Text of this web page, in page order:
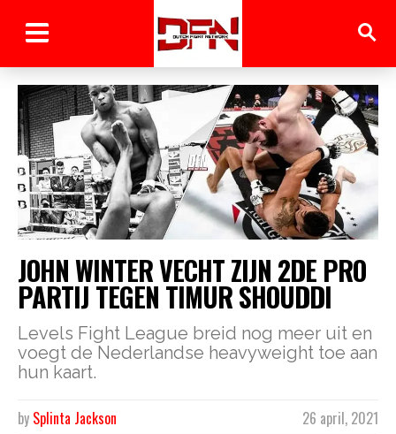
JOHN WINTER VECHT ZIJN 2DE PRO
PARTIJ TEGEN TIMUR SHOUDDI
Levels Fight League breid nog meer uit en
voegt de Nederlandse heavyweight toe aan
hun kaart.
26 april, 2021
by Splinta Jackson